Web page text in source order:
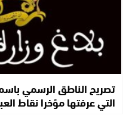
تصريح الناطق الرسمي
التي عرفتها مؤخرا نقاط